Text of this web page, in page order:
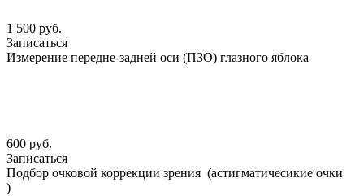
1 500 руб.
Записаться
Измерение передне-задней оси (ПЗО) глазного яблока
600 руб.
Записаться
Подбор очковой коррекции зрения (астигматичесикие очки
)